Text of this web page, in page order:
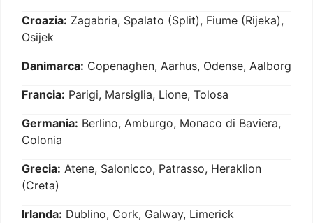
Croazia: Zagabria, Spalato (Split), Fiume (Rijeka),
Osijek
Danimarca: Copenaghen, Aarhus, Odense, Aalborg
Francia: Parigi, Marsiglia, Lione, Tolosa
Germania: Berlino, Amburgo, Monaco di Baviera,
Colonia
Grecia: Atene, Salonicco, Patrasso, Heraklion
(Creta)
Irlanda: Dublino, Cork, Galway, Limerick